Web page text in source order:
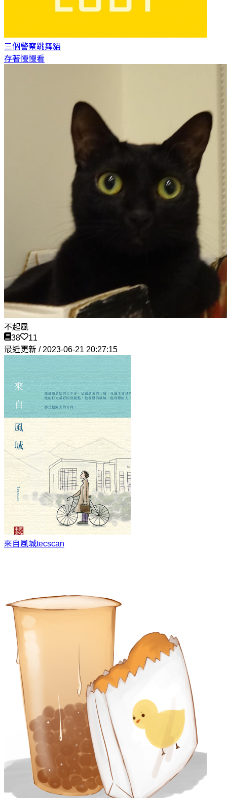
三個警察跳舞貓
存著慢慢看
不起風
38
11
最近更新 / 2023-06-21 20:27:15
來自風城tecscan